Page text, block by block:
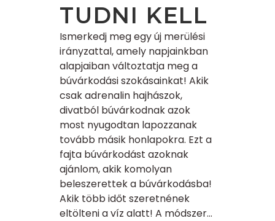
TUDNI KELL
Ismerkedj meg egy új merülési
irányzattal, amely napjainkban
alapjaiban változtatja meg a
búvárkodási szokásainkat! Akik
csak adrenalin hajhászok,
divatból búvárkodnak azok
most nyugodtan lapozzanak
tovább másik honlapokra. Ezt a
fajta búvárkodást azoknak
ajánlom, akik komolyan
beleszerettek a búvárkodásba!
Akik több időt szeretnének
eltölteni a víz alatt! A módszer...